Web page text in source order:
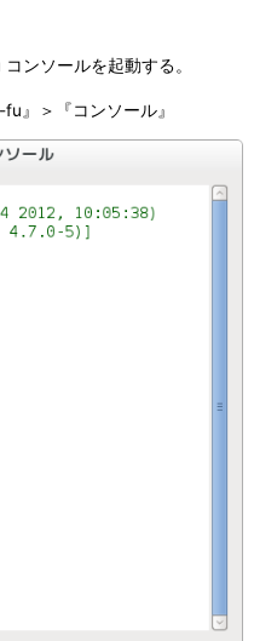
ンソールを起動する。
』＞『コンソール』